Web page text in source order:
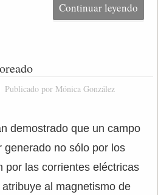
Continuar leyendo
Publicado por Mónica González
demostrado que un campo
generado no sólo por los
por las corrientes eléctricas
al magnetismo de